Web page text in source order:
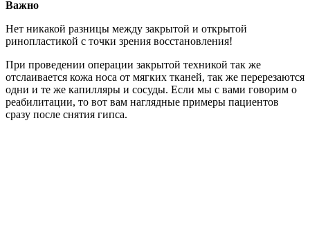
Важно
Нет никакой разницы между закрытой и открытой
ринопластикой с точки зрения восстановления!
При проведении операции закрытой техникой так же
отслаивается кожа носа от мягких тканей, так же перерезаются
одни и те же капилляры и сосуды. Если мы с вами говорим о
реабилитации, то вот вам наглядные примеры пациентов
сразу после снятия гипса.